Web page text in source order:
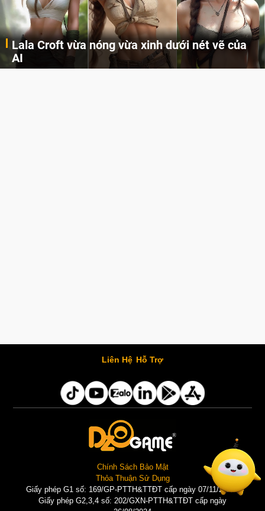
vừa xinh dưới nét vẽ của
Khi AI
Liên Hệ Hỗ Trợ
Chính Sách Bảo Mật
Thỏa Thuận Sử Dụng
Giấy phép G1 số: 169/GP-PTTH&TTĐT cấp ngày 07/11/2025 |
Giấy phép G2,3,4 số: 202/GXN-PTTH&TTĐT cấp ngày